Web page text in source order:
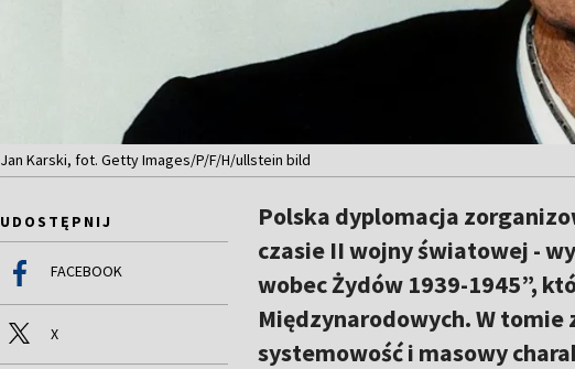
Jan Karski, fot. Getty Images/P/F/H/ullstein bild
UDOSTĘPNIJ
FACEBOOK
X
Polska dyplomacja
czasie II wojny światowej -
wobec Żydów 1939-1945”,
Międzynarodowych. W
systemowość i masowy